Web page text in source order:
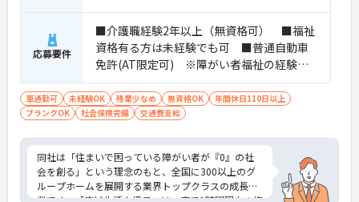
応募要件
■介護職経験2年以上（無資格可） ■福祉
資格有る方は未経験でも可 ■普通自動車
免許(AT限定可) ※障がい者福祉の経験は
不問です。※実務経験2年以上の方、障がい
者福祉に関する経験をお持ちの方大歓迎
車通勤可 未経験OK 残業少なめ 無資格OK
年間休日110日以上
ブランクOK
社会保険完備 交通費支給
同社は「住まいで困っている障がい者が『0』の社
会を創る」という理念のもと、全国に300以上のグ
ループホームを展開する業界トップクラスの成長企